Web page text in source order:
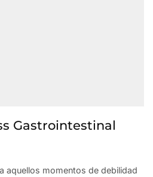
Gastrointestinal
aquellos momentos de debilidad